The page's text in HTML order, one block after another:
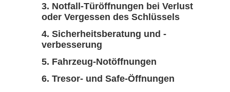
Notfall-Türöffnungen bei Verlust
oder Vergessen des Schlüssels
Sicherheitsberatung und -
verbesserung
Fahrzeug-Notöffnungen
Tresor- und Safe-Öffnungen